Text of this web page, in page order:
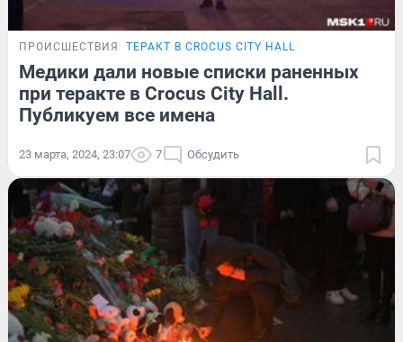
ПРОИСШЕСТВИЯ ТЕРАКТ В CROCUS CITY HALL
Медики дали новые списки раненных
при теракте в Crocus City Hall.
Публикуем все имена
23 марта, 2024, 23:07 7 Обсудить